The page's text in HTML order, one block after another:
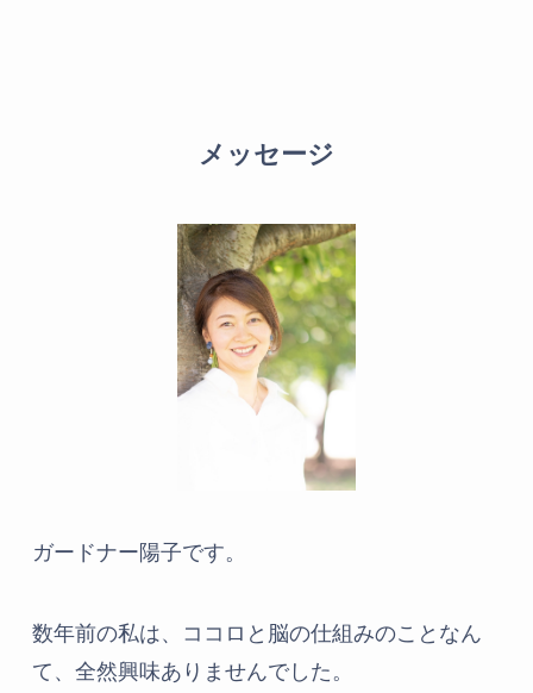
メッセージ
ガードナー陽子です。
数年前の私は、ココロと脳の仕組みのことなん
て、全然興味ありませんでした。